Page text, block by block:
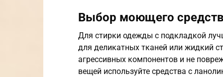
Выбор моющего
Для стирки одежды с подкладкой
для деликатных тканей или жидкий
агрессивных компонентов и не
вещей используйте средства с